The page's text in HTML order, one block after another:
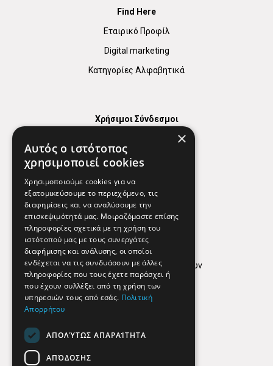
Find Here
Εταιρικό Προφίλ
Digital marketing
Κατηγορίες Αλφαβητικά
Χρήσιμοι Σύνδεσμοι
Χρήσιμα Τηλέφωνα
Εφημερεύοντα Φαρμακεία
Απόρρητο
Όροι Χρήσης
Πολιτική προστασίας δεδομένων
Findhere
Social Media
×
Αυτός ο ιστότοπος
χρησιμοποιεί cookies
Χρησιμοποιούμε cookies για να
εξατομικεύσουμε το περιεχόμενο, τις
διαφημίσεις και να αναλύσουμε την
επισκεψιμότητά μας. Μοιραζόμαστε επίσης
πληροφορίες σχετικά με τη χρήση του
ιστότοπού μας με τους συνεργάτες
διαφήμισης και ανάλυσης, οι οποίοι
ενδέχεται να τις συνδυάσουν με άλλες
πληροφορίες που τους έχετε παράσχει ή
που έχουν συλλέξει από τη χρήση των
υπηρεσιών τους από εσάς. Πολιτική
Απορρήτου
ΑΠΟΛΎΤΩΣ ΑΠΑΡΑΊΤΗΤΑ
ΑΠΌΔΟΣΗΣ